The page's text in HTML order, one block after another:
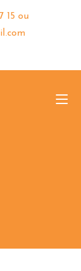
15 ou